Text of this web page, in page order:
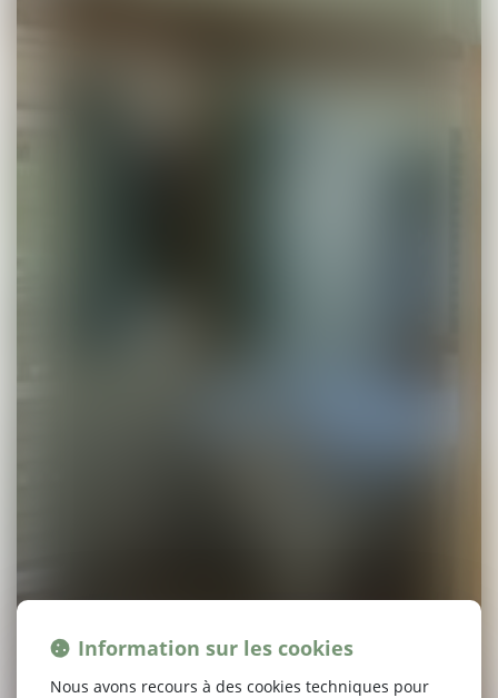
Information sur les cookies
Nous avons recours à des cookies techniques pour